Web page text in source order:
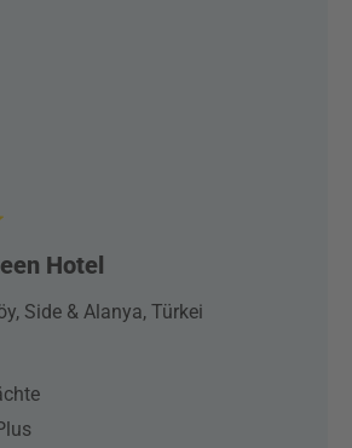
Hotel
Side & Alanya, Türkei